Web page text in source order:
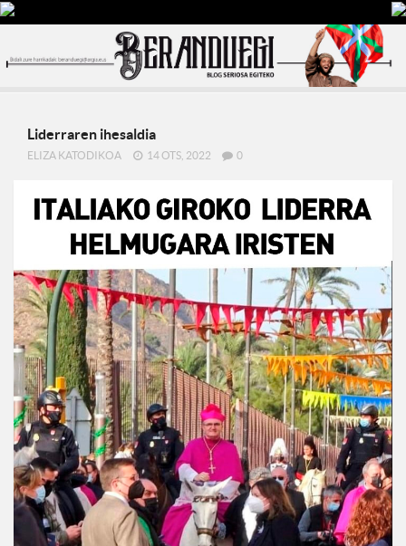
Liderraren ihesaldia
ELIZA KATODIKOA 14 OTS, 2022 0